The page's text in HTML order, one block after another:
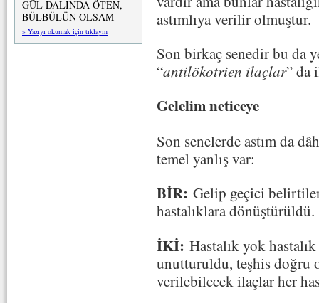
GÜL DALINDA ÖTEN,
BÜLBÜLÜN OLSAM
» Yazıyı okumak için tıklayın
astımlıya verilir olmuştur.
Son birkaç senedir bu da
“antilökotrien ilaçlar” da
Gelelim neticeye
Son senelerde astım da
temel yanlış var:
BİR: Gelip geçici
hastalıklara dönüştürüldü.
İKİ: Hastalık yok
unutturuldu, teşhis doğru
verilebilecek ilaçlar her